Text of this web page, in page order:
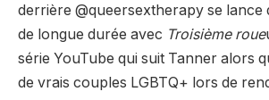
derrière @queersextherapy se lance
de longue durée avec Troisième roue
série YouTube qui suit Tanner alors
de vrais couples LGBTQ+ lors de